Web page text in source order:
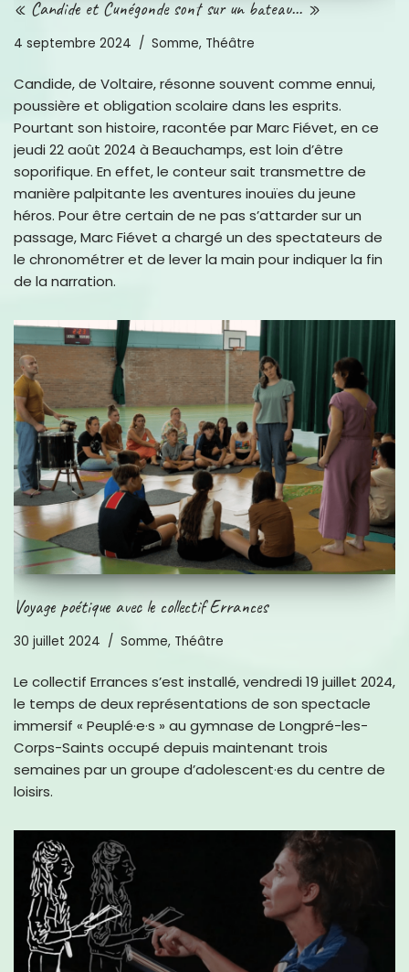
« Candide et Cunégonde sont sur un bateau… »
4 septembre 2024 Somme, Théâtre
Candide, de Voltaire, résonne souvent comme ennui,
poussière et obligation scolaire dans les esprits.
Pourtant son histoire, racontée par Marc Fiévet, en ce
jeudi 22 août 2024 à Beauchamps, est loin d’être
soporifique. En effet, le conteur sait transmettre de
manière palpitante les aventures inouïes du jeune
héros. Pour être certain de ne pas s’attarder sur un
passage, Marc Fiévet a chargé un des spectateurs de
le chronométrer et de lever la main pour indiquer la fin
de la narration.
Voyage poétique avec le collectif Errances
30 juillet 2024 Somme, Théâtre
Le collectif Errances s’est installé, vendredi 19 juillet 2024,
le temps de deux représentations de son spectacle
immersif « Peuplé·e·s » au gymnase de Longpré-les-
Corps-Saints occupé depuis maintenant trois
semaines par un groupe d’adolescent·es du centre de
loisirs.